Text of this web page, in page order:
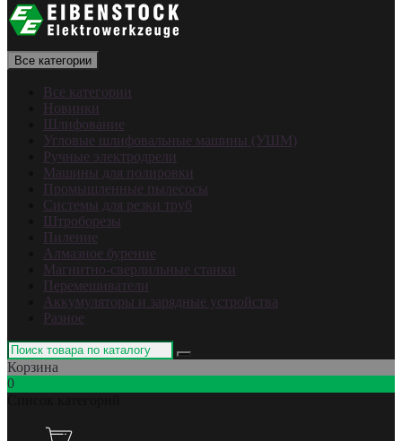
Все категории
Все категории
Новинки
Шлифование
Угловые шлифовальные машины (УШМ)
Ручные электродрели
Машины для полировки
Промышленные пылесосы
Системы для резки труб
Штроборезы
Пиление
Алмазное бурение
Магнитно-сверлильные станки
Перемешиватели
Аккумуляторы и зарядные устройства
Разное
Корзина
0